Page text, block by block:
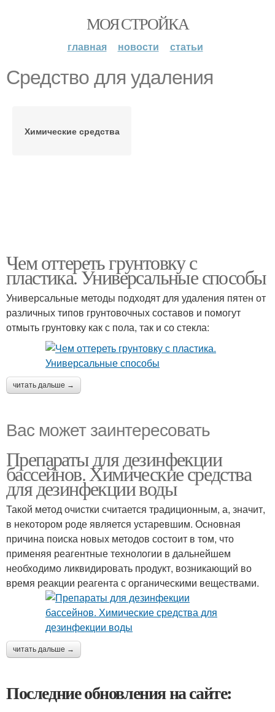
МОЯ СТРОЙКА
главная новости статьи
Средство для удаления
Химические средства
Чем оттереть грунтовку с
пластика. Универсальные способы
Универсальные методы подходят для удаления пятен от
различных типов грунтовочных составов и помогут
отмыть грунтовку как с пола, так и со стекла:
читать дальше →
Вас может заинтересовать
Препараты для дезинфекции
бассейнов. Химические средства
для дезинфекции воды
Такой метод очистки считается традиционным, а, значит,
в некотором роде является устаревшим. Основная
причина поиска новых методов состоит в том, что
применяя реагентные технологии в дальнейшем
необходимо ликвидировать продукт, возникающий во
время реакции реагента с органическими веществами.
читать дальше →
Последние обновления на сайте: